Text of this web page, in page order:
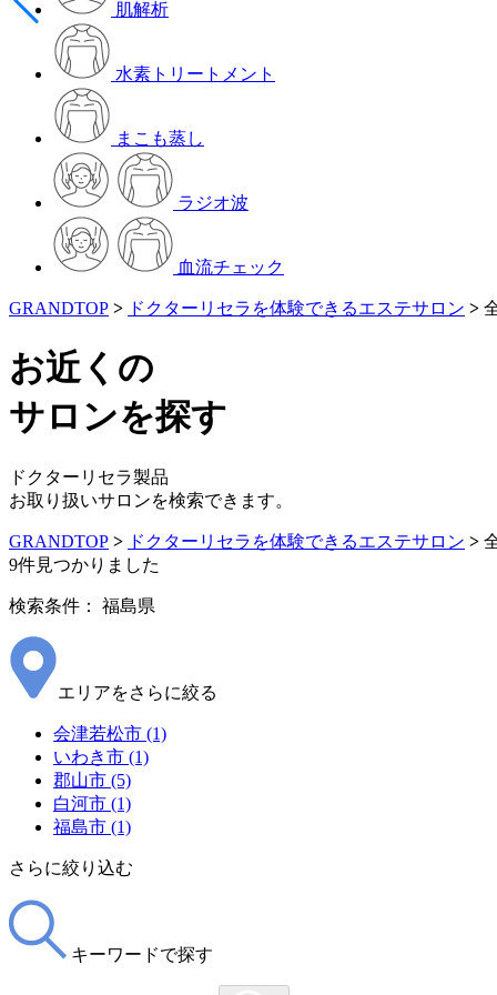
肌解析
水素トリートメント
まこも蒸し
ラジオ波
血流チェック
GRANDTOP > ドクターリセラを体験できるエステサロン >
お近くの
サロンを探す
ドクターリセラ製品
お取り扱いサロンを検索できます。
GRANDTOP > ドクターリセラを体験できるエステサロン >
9件見つかりました
検索条件： 福島県
エリアをさらに絞る
会津若松市 (1)
いわき市 (1)
郡山市 (5)
白河市 (1)
福島市 (1)
さらに絞り込む
キーワードで探す